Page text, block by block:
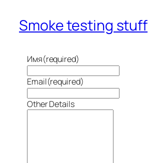
Smoke testing stuff
Имя(required)
Email(required)
Other Details